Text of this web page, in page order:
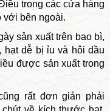
trong các cửa hàng
với bên ngoài.
sản xuất trên bao bì,
dễ bị ỉu và hôi dầu
được sản xuất trong
rất đơn giản phải